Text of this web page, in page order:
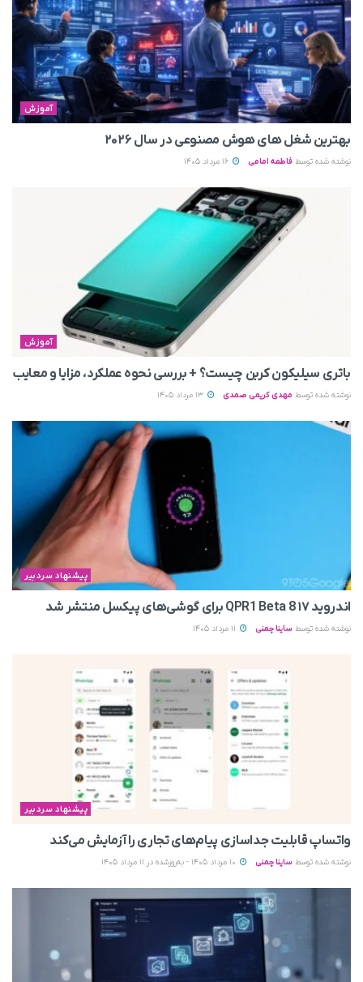
آموزش
بهترین شغل های هوش مصنوعی در سال ۲۰۲۶
نوشته شده توسط فاطمه امامی
آموزش
باتری سیلیکون کربن چیست؟ + بررسی نحوه عملکرد، مزایا و معایب
نوشته شده توسط مهدی کریمی صمدی
پیشنهاد سردبیر
اندروید ۱۷ QPR1 Beta 8 برای گوشی‌های پیکسل منتشر شد
نوشته شده توسط ساینا چمنی
پیشنهاد سردبیر
واتساپ قابلیت جداسازی پیام‌های تجاری را آزمایش می‌کند
نوشته شده توسط ساینا چمنی